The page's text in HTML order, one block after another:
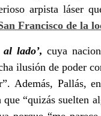
arpista láser
Francisco de la
lado’, cuya
ilusión de poder
. Además, Pallás,
que“quizás suelten